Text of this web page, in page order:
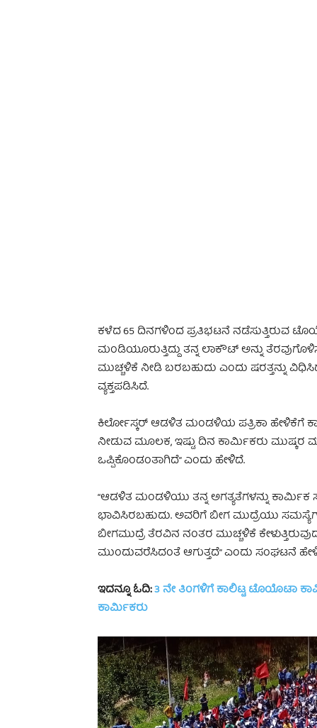
ಕಳೆದ 65 ದಿನಗಳಿಂದ ಪ್ರತಿಭಟನೆ ನಡೆಸುತ್ತಿರುವ
ಮಂಡಿಯೂರುತ್ತಿದ್ದು ತನ್ನ ಲಾಕೌಟ್‌‌ ಅನ್ನು
ಮುಚ್ಚಳಿಕೆ ನೀಡಿ ಬರಬಹುದು ಎಂದು ಷರತ್ತನ್ನು
ವ್ಯಕ್ತಪಡಿಸಿದೆ.
ಕಿರ್ಲೋಸ್ಕರ್‌ ಆಡಳಿತ ಮಂಡಳಿಯ ಪತ್ರಿಕಾ ಹೇಳಿಕೆಗೆ
ನೀಡುವ ಮೂಲಕ, ಇಷ್ಟು ದಿನ ಕಾರ್ಮಿಕರು ಮುಷ್ಕರ
ಒಪ್ಪಿಕೊಂಡಂತಾಗಿದೆ” ಎಂದು ಹೇಳಿದೆ.
“ಆಡಳಿತ ಮಂಡಳಿಯು ತನ್ನ ಅಗತ್ಯತೆಗಳನ್ನು ಕಾರ್ಮಿಕ
ಭಾವಿಸಿರಬಹುದು. ಅವರಿಗೆ ಬೀಗ ಮುದ್ರೆಯು
ಬೀಗಮುದ್ರೆ ತೆರವಿನ ನಂತರ ಮುಚ್ಚಳಿಕೆ
ಮುಂದುವರೆಸಿದಂತೆ ಆಗುತ್ತದೆ” ಎಂದು ಸಂಘಟನೆ
ಇದನ್ನೂ ಓದಿ:3 ನೇ ತಿಂಗಳಿಗೆ ಕಾಲಿಟ್ಟ ಟೊಯೊಟಾ
ಕಾರ್ಮಿಕರು